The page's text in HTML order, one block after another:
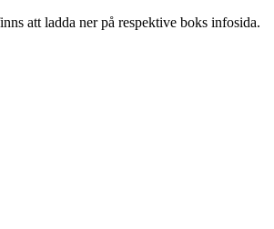
att ladda ner på respektive boks infosida.